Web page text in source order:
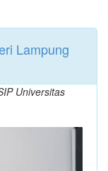
Lampung
Universitas